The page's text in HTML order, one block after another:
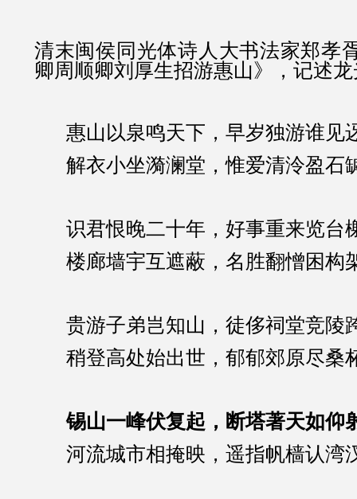
清末闽侯同光体诗人大书法家郑孝
卿周顺卿刘厚生招游惠山》
，记述
惠山以泉鸣天下，早岁独游谁见
解衣小坐漪澜堂，惟爱清泠盈石
识君恨晚二十年，好事重来览台
楼廊墙宇互遮蔽，名胜翻憎困构
贵游子弟岂知山，徒侈祠堂竞陵
稍登高处始出世，郁郁郊原尽桑
锡山一峰伏复起，断塔著天如仰
河流城市相掩映，遥指帆樯认湾